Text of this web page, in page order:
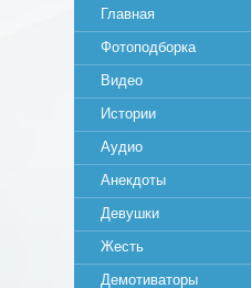
Главная
Фотоподборка
Видео
Истории
Аудио
Анекдоты
Девушки
Жесть
Демотиваторы